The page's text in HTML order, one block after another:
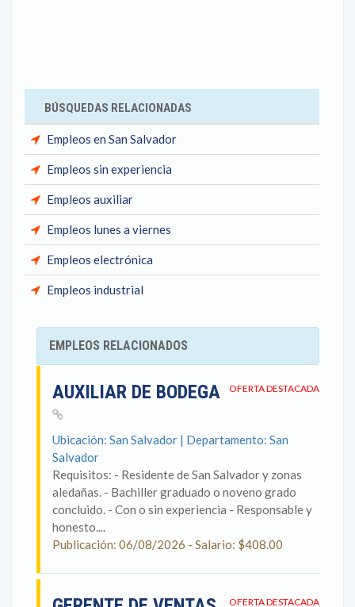
BÚSQUEDAS RELACIONADAS
Empleos en San Salvador
Empleos sin experiencia
Empleos auxiliar
Empleos lunes a viernes
Empleos electrónica
Empleos industrial
EMPLEOS RELACIONADOS
OFERTA DESTACADA
AUXILIAR DE BODEGA
Ubicación: San Salvador | Departamento: San
Salvador
Requisitos: - Residente de San Salvador y zonas
aledañas. - Bachiller graduado o noveno grado
concluido. - Con o sin experiencia - Responsable y
honesto....
Publicación: 06/08/2026 - Salario: $408.00
OFERTA DESTACADA